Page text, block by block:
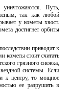
уничтожаются. Путь,
так как любой
у кометы хвост.
достигнет орбиты
приводит к
кометы стоит считать
грязного снежка,
системы. Если
к центру, то мощное
ее разрушить в